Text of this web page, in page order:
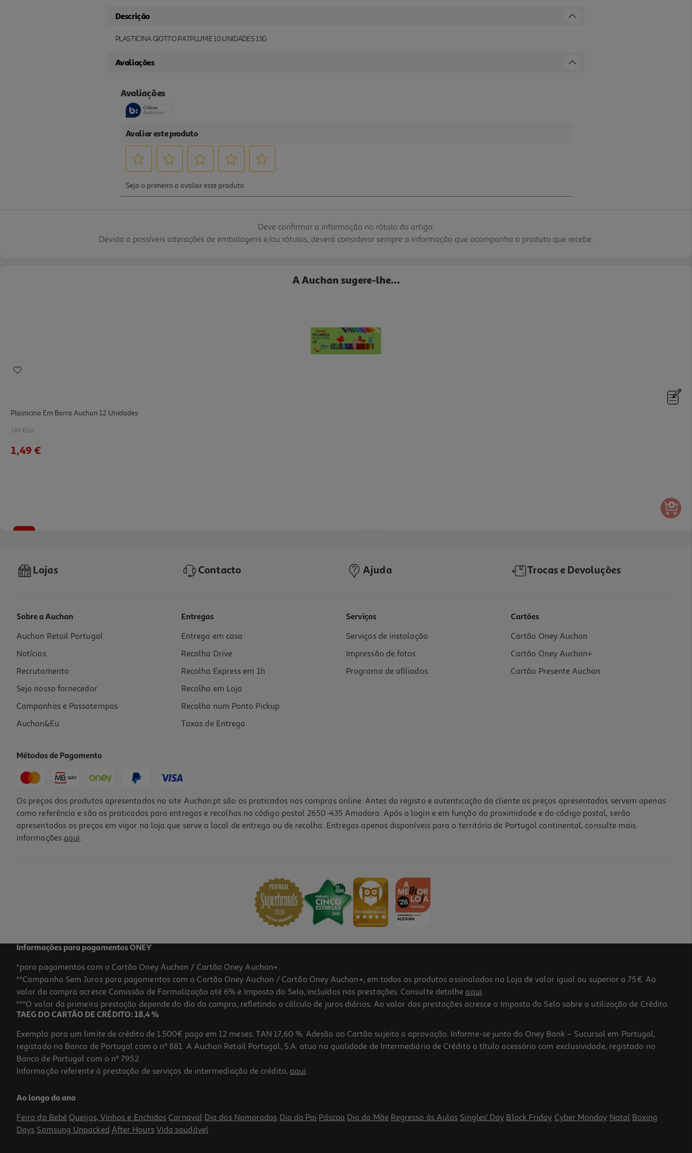
Descrição
PLASTICINA GIOTTO PATPLUME 10 UNIDADES 15G
Avaliações
Deve confirmar a informação no rótulo do artigo.
Devido a possíveis alterações de embalagens e/ou rótulos, deverá considerar sempre a informação que acompanha o produto que recebe.
A Auchan sugere-lhe...
Plasticina Em Barra Auchan 12 Unidades
1.49 €/un
1,49 €
Caixa Com 12 Barras De Plasticina Giotto Cores Clássicas
2.99 €/un
2,99 €
-21%
1.89 €/un
Price reduced from
2,39 €
1,89 €
Promoção
Lojas Contacto Ajuda Trocas e Devoluções
Sobre a Auchan
Auchan Retail Portugal
Notícias
Recrutamento
Seja nosso fornecedor
Campanhas e Passatempos
Auchan&Eu
Entregas
Entrega em casa
Recolha Drive
Recolha Express em 1h
Recolha em Loja
Recolha num Ponto Pickup
Taxas de Entrega
Serviços
Serviços de instalação
Impressão de fotos
Programa de afiliados
Cartões
Cartão Oney Auchan
Cartão Oney Auchan+
Cartão Presente Auchan
Métodos de Pagamento
Os preços dos produtos apresentados no site Auchan.pt são os praticados nas compras online. Antes do registo e autenticação do cliente os preços apresentados servem apenas
como referência e são os praticados para entregas e recolhas no código postal 2650-435 Amadora. Após o login e em função da proximidade e do código postal, serão
apresentados os preços em vigor na loja que serve o local de entrega ou de recolha. Entregas apenas disponíveis para o território de Portugal continental, consulte mais
informações aqui.
Informações para pagamentos ONEY
*para pagamentos com o Cartão Oney Auchan / Cartão Oney Auchan+.
**Campanha Sem Juros para pagamentos com o Cartão Oney Auchan / Cartão Oney Auchan+, em todos os produtos assinalados na Loja de valor igual ou superior a 75€. Ao
valor da compra acresce Comissão de Formalização até 6% e Imposto do Selo, incluídos nas prestações. Consulte detalhe aqui.
***O valor da primeira prestação depende do dia da compra, refletindo o cálculo de juros diários. Ao valor das prestações acresce o Imposto do Selo sobre a utilização de Crédito.
TAEG DO CARTÃO DE CRÉDITO: 18,4 %
Exemplo para um limite de crédito de 1.500€ pago em 12 meses. TAN 17,60 %. Adesão ao Cartão sujeita a aprovação. Informe-se junto do Oney Bank – Sucursal em Portugal,
registado no Banco de Portugal com o nº 881. A Auchan Retail Portugal, S.A. atua na qualidade de Intermediário de Crédito a título acessório com exclusividade, registado no
Banco de Portugal com o nº 7952.
Informação referente à prestação de serviços de intermediação de crédito, aqui.
Ao longo do ano
Feira do Bebé Queijos, Vinhos e Enchidos Carnaval Dia dos Namorados Dia do Pai Páscoa Dia da Mãe Regresso às Aulas Singles' Day Black Friday Cyber Monday Natal Boxing
Days Samsung Unpacked After Hours Vida saudável